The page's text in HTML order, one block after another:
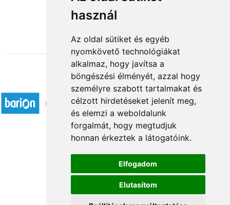
használ
Az oldal sütiket és egyéb
nyomkövető technológiákat
alkalmaz, hogy javítsa a
böngészési élményét, azzal hogy
személyre szabott tartalmakat és
célzott hirdetéseket jelenít meg,
és elemzi a weboldalunk
forgalmát, hogy megtudjuk
honnan érkeztek a látogatóink.
Elfogadom
Elutasítom
52 800 Ft-tól
Elfogadott fizetési módok
Á.SZ.F.
Impresszum
Adatkezelési tájékoztató